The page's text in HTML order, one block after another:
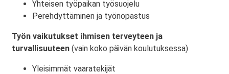
Yhteisen työpaikan työsuojelu
Perehdyttäminen ja työnopastus
Työn vaikutukset ihmisen terveyteen ja
turvallisuuteen (vain koko päivän koulutuksessa)
Yleisimmät vaaratekijät